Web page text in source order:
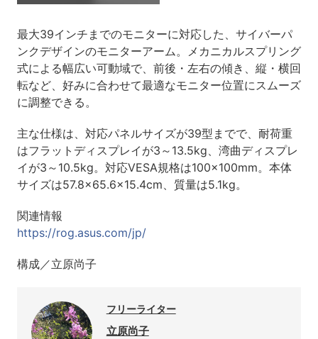
最大39インチまでのモニターに対応した、サイバーパ
ンクデザインのモニターアーム。メカニカルスプリング
式による幅広い可動域で、前後・左右の傾き、縦・横回
転など、好みに合わせて最適なモニター位置にスムーズ
に調整できる。
主な仕様は、対応パネルサイズが39型までで、耐荷重
はフラットディスプレイが3～13.5kg、湾曲ディスプレ
イが3～10.5kg。対応VESA規格は100×100mm。本体
サイズは57.8×65.6×15.4cm、質量は5.1kg。
関連情報
https://rog.asus.com/jp/
構成／立原尚子
フリーライター
立原尚子